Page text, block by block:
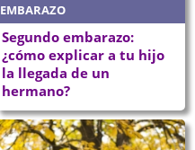
EMBARAZO
Segundo embarazo:
¿cómo explicar a tu hijo
la llegada de un
hermano?